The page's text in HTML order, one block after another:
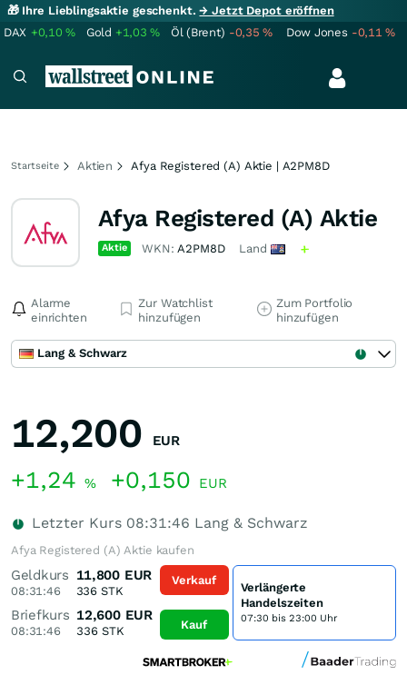
🎁 Ihre Lieblingsaktie geschenkt.→ Jetzt Depot eröffnen
DAX +0,10% Gold +1,03% Öl (Brent) -0,35% Dow Jones -0,11%
Startseite Aktien Afya Registered (A) Aktie | A2PM8D
Afya Registered (A) Aktie
Aktie WKN:A2PM8D Land
Alarme
einrichten
Zur Watchlist
hinzufügen
Zum Portfolio
hinzufügen
Lang & Schwarz
12,200 EUR
+1,24 % +0,150 EUR
Letzter Kurs 08:31:46 Lang & Schwarz
Afya Registered (A) Aktie kaufen
Geldkurs
08:31:46
11,800 EUR
336 STK
Briefkurs
08:31:46
12,600 EUR
336STK
Verkauf
Kauf
Verlängerte
Handelszeiten
07:30 bis 23:00 Uhr